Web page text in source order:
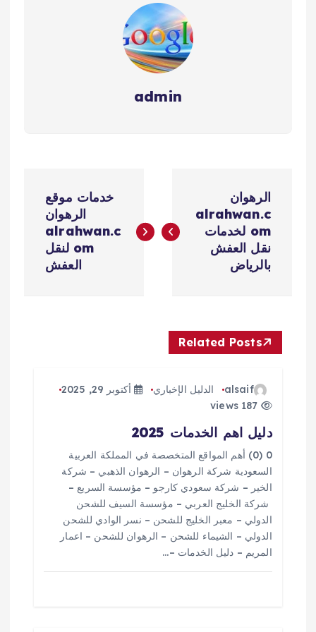
جدة-الى-الامارات…
admin
ص
ت
الرهوان
alrahwan.c
om لخدمات
نقل العفش
بالرياض
خدمات موقع
الرهوان
alrahwan.c
om لنقل
العفش
Related Posts
alsaif الدليل الإخباري
أكتوبر 29, 2025
دليل اهم الخدمات 2025
0 (0) أهم المواقع المتخصصة في المملكة العربية
السعودية شركة الرهوان – الرهوان الذهبي – شركة
الخير – شركة سعودي كارجو – مؤسسة السريع –
شركة الخليج العربي – مؤسسة السيف للشحن
الدولي – معبر الخليج للشحن – نسر الوادي للشحن
الدولي – الشيماء للشحن – الرهوان للشحن – اعمار
المريم – دليل الخدمات –…